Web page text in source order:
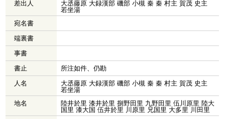
差出人
大丞藤原 大録漢部 磯部 小槻 秦 秦 村主 賀茂 史主
若坐湯
宛名書
端裏書
事書
書止
所注如件、仍勘
人名
大丞藤原 大録漢部 磯部 小槻 秦 秦 村主 賀茂 史主
若坐湯
地名
陸井於里 漆井於里 捌野田里 九野田里 伍川原里 陸大
国里 漆大国 伍井於里 川原里 兄国里 大多里 川田里